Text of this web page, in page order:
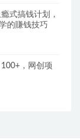
式搞钱计划，
的賺钱技巧
，网创项